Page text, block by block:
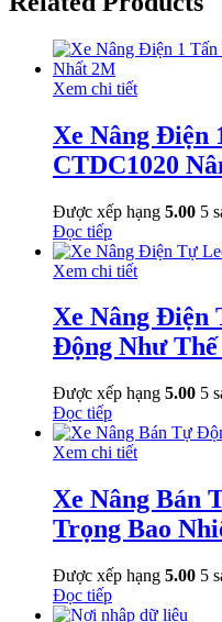
Xem chi tiết
Xe Nâng Điện
CTDC1020
Được xếp hạng 5.00 5
Đọc tiếp
Xem chi tiết
Xe Nâng Điện
Động Như Thế
Được xếp hạng 5.00 5
Đọc tiếp
Xem chi tiết
Xe Nâng Bán
Trọng Bao
Được xếp hạng 5.00 5
Đọc tiếp